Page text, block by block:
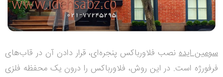
سومین ایده‌نصب فلاورباکس پنجره‌ای، قرار دادن آن در قاب‌های
فرفورژه است. در این روش، فلاورباکس را درون یک محفظه فلزی